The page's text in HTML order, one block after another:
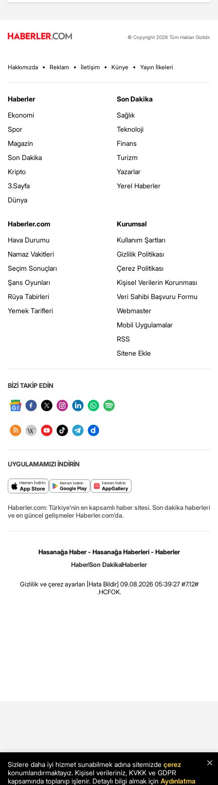
© Copyright 2026 Tüm Hakları Gizlidir.
Hakkımızda Reklam İletişim Künye Yayın İlkeleri
Haberler
Ekonomi
Spor
Magazin
Son Dakika
Kripto
3.Sayfa
Dünya
Son Dakika
Sağlık
Teknoloji
Finans
Turizm
Yazarlar
Yerel Haberler
Haberler.com
Hava Durumu
Namaz Vakitleri
Seçim Sonuçları
Şans Oyunları
Rüya Tabirleri
Yemek Tarifleri
Kurumsal
Kullanım Şartları
Gizlilik Politikası
Çerez Politikası
Kişisel Verilerin Korunması
Veri Sahibi Başvuru Formu
Webmaster
Mobil Uygulamalar
RSS
Sitene Ekle
BİZİ TAKİP EDİN
UYGULAMAMIZI İNDİRİN
Haberler.com: Türkiye’nin en kapsamlı haber sitesi. Son dakika haberleri
ve en güncel gelişmeler Haberler.com’da.
Hasanağa Haber - Hasanağa Haberleri - Haberler
HaberSon DakikaHaberler
Gizlilik ve çerez ayarları [Hata Bildir] 09.08.2026 05:39:27 #7.12#
.HCFOK.
×
Sizlere daha iyi hizmet sunabilmek adına sitemizde çerez
konumlandırmaktayız. Kişisel verileriniz, KVKK ve GDPR
kapsamında toplanıp işlenir. Detaylı bilgi almak için Aydınlatma